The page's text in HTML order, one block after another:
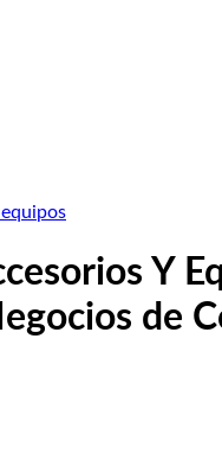
Y
de